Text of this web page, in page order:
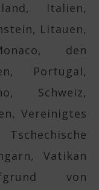
Italien,
Litauen,
den
Portugal,
Schweiz,
Vereinigtes
Vatikan
von